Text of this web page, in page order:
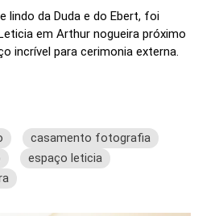
lindo da Duda e do Ebert, foi
em Arthur nogueira próximo
incrível para cerimonia externa.
casamento fotografia
espaço leticia